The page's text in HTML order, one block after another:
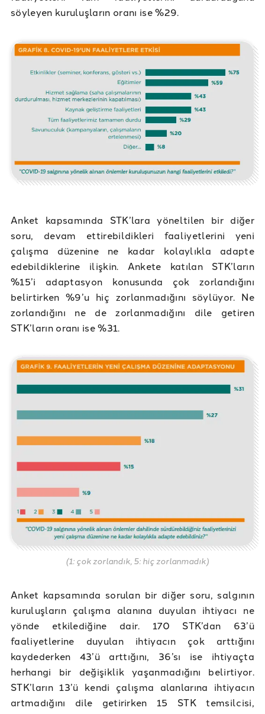
söyleyen kuruluşların oranı ise %29.
Anket kapsamında STK’lara yöneltilen bir diğer
soru, devam ettirebildikleri faaliyetlerini yeni
çalışma düzenine ne kadar kolaylıkla adapte
edebildiklerine ilişkin. Ankete katılan STK’ların
%15’i adaptasyon konusunda çok zorlandığını
belirtirken %9’u hiç zorlanmadığını söylüyor. Ne
zorlandığını ne de zorlanmadığını dile getiren
STK’ların oranı ise %31.
(1: çok zorlandık, 5: hiç zorlanmadık)
Anket kapsamında sorulan bir diğer soru, salgının
kuruluşların çalışma alanına duyulan ihtiyacı ne
yönde etkilediğine dair. 170 STK’dan 63’ü
faaliyetlerine duyulan ihtiyacın çok arttığını
kaydederken 43’ü arttığını, 36’sı ise ihtiyaçta
herhangi bir değişiklik yaşanmadığını belirtiyor.
STK’ların 13’ü kendi çalışma alanlarına ihtiyacın
artmadığını dile getirirken 15 STK temsilcisi,